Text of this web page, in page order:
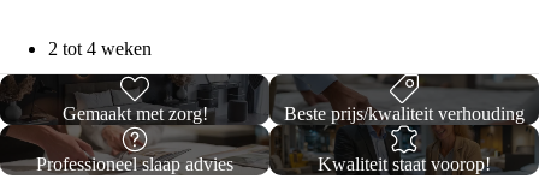
n
T
f
a
b
r
s
o
2 tot 4 weken
Gemaakt met zorg! Beste prijs/kwaliteit verhouding
Professioneel slaap advies
Kwaliteit staat voorop!